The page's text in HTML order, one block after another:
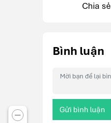
Chia sẻ
Bình luận
Gửi bình luận